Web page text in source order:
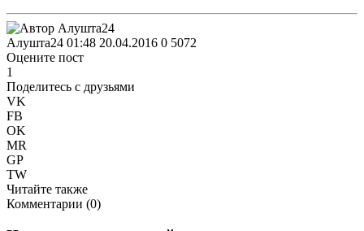
Алушта24 01:48 20.04.2016 0 5072
Оцените пост
1
Поделитесь с друзьями
VK
FB
OK
MR
GP
TW
Читайте также
Комментарии (0)